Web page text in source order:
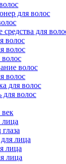
для волос
для
волос
волос
волос
волос
для волос
волос
лица
лица
лица